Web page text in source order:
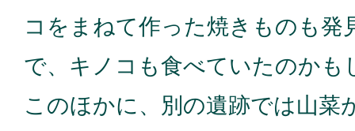
コをまねて作った焼きものも発
で、キノコも食べていたのかも
このほかに、別の遺跡では山菜